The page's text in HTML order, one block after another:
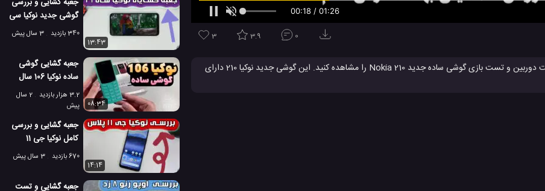
00:19 / 01:26
3 3.9 0
در این فیلم می توانید بازگشایی جعبه، بررسی استایل و ظاهر، ویژگی ها، تست دوربین و تست بازی گوشی ساده جدید Nokia 210 را مشاهده کنید. این گوشی جدید نوکیا 210 دارای
گوشی جدید نوکیا سی
31
340 بازدید
3 سال پیش
13:43
جعبه گشایی گوشی
ساده نوکیا 106 سال
2023
3.2 هزار بازدید
2 سال
پیش
08:34
جعبه گشایی و بررسی
کامل نوکیا جی 11
پلاس
670 بازدید
3 سال پیش
14:14
جعبه گشایی و تست